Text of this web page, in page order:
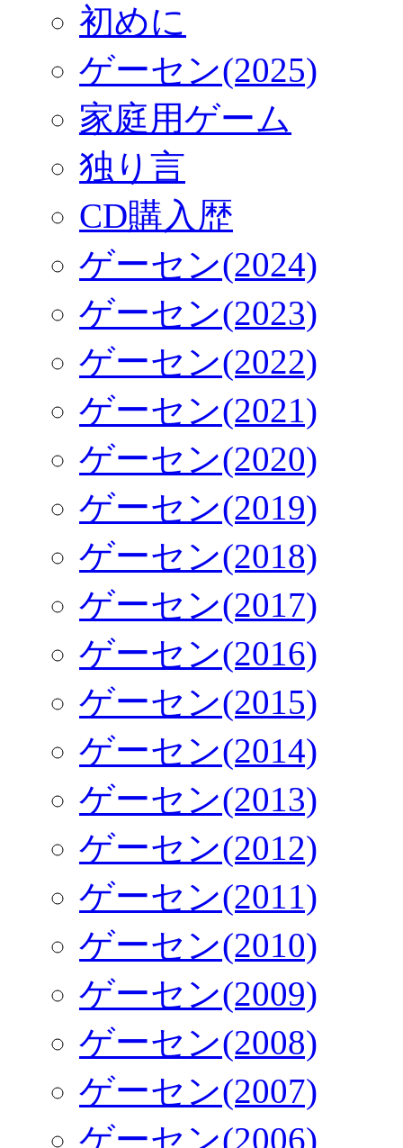
初めに
ゲーセン(2025)
家庭用ゲーム
独り言
CD購入歴
ゲーセン(2024)
ゲーセン(2023)
ゲーセン(2022)
ゲーセン(2021)
ゲーセン(2020)
ゲーセン(2019)
ゲーセン(2018)
ゲーセン(2017)
ゲーセン(2016)
ゲーセン(2015)
ゲーセン(2014)
ゲーセン(2013)
ゲーセン(2012)
ゲーセン(2011)
ゲーセン(2010)
ゲーセン(2009)
ゲーセン(2008)
ゲーセン(2007)
ゲーセン(2006)